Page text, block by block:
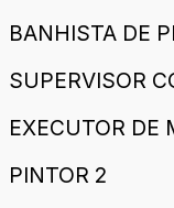
BANHISTA DE
SUPERVISOR
EXECUTOR DE
PINTOR 2